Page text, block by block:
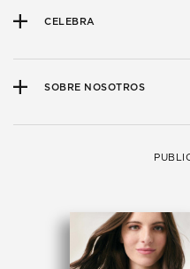
CELEBRA
SOBRE NOSOTROS